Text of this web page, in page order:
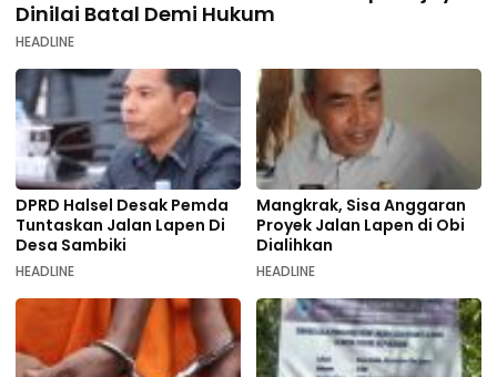
Dinilai Batal Demi Hukum
HEADLINE
DPRD Halsel Desak Pemda
Tuntaskan Jalan Lapen Di
Desa Sambiki
HEADLINE
Mangkrak, Sisa Anggaran
Proyek Jalan Lapen di Obi
Dialihkan
HEADLINE